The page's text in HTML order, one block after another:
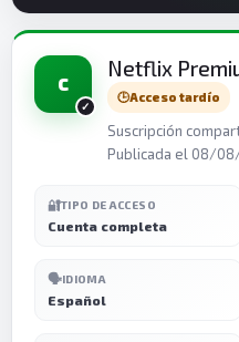
C
Netflix
🕒Acceso tardío
Suscripción
Publicada el 08/
🔐TIPO DE ACCESO
Cuenta completa
🗣️IDIOMA
Español